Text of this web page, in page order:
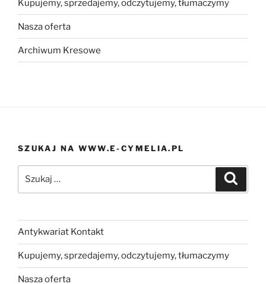
Kupujemy, sprzedajemy, odczytujemy, tłumaczymy
Nasza oferta
Archiwum Kresowe
SZUKAJ NA WWW.E-CYMELIA.PL
Antykwariat Kontakt
Kupujemy, sprzedajemy, odczytujemy, tłumaczymy
Nasza oferta